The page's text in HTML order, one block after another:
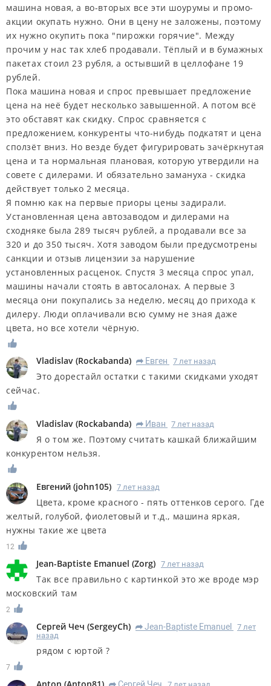
машина новая, а во-вторых все эти шоурумы и промо-
акции окупать нужно. Они в цену не заложены, поэтому
их нужно окупить пока "пирожки горячие". Между
прочим у нас так хлеб продавали. Тёплый и в бумажных
пакетах стоил 23 рубля, а остывший в целлофане 19
рублей.
Пока машина новая и спрос превышает предложение
цена на неё будет несколько завышенной. А потом всё
это обставят как скидку. Спрос сравняется с
предложением, конкуренты что-нибудь подкатят и цена
сползёт вниз. Но везде будет фигурировать зачёркнутая
цена и та нормальная плановая, которую утвердили на
совете с дилерами. И обязательно замануха - скидка
действует только 2 месяца.
Я помню как на первые приоры цены задирали.
Установленная цена автозаводом и дилерами на
сходняке была 289 тысяч рублей, а продавали все за
320 и до 350 тысяч. Хотя заводом были предусмотрены
санкции и отзыв лицензии за нарушение
установленных расценок. Спустя 3 месяца спрос упал,
машины начали стоять в автосалонах. А первые 3
месяца они покупались за неделю, месяц до прихода к
дилеру. Люди оплачивали всю сумму не зная даже
цвета, но все хотели чёрную.
Vladislav (Rockabanda) R Евген 7 лет назад
Это дорестайл остатки с такими скидками уходят
сейчас.
Vladislav (Rockabanda) R Иван 7 лет назад
Я о том же. Поэтому считать кашкай ближайшим
конкурентом нельзя.
Евгений (john105) 7 лет назад
Цвета, кроме красного - пять оттенков серого. Где
желтый, голубой, фиолетовый и т.д., машина яркая,
нужны такие же цвета
12
Jean-Baptiste Emanuel (Zorg) 7 лет назад
Так все правильно с картинкой это же вроде мэр
московский там
2
Сергей Чеч (SergeyCh) R Jean-Baptiste Emanuel
7 лет
назад
рядом с юртой ?
7
Anton (Anton81) R Сергей Чеч